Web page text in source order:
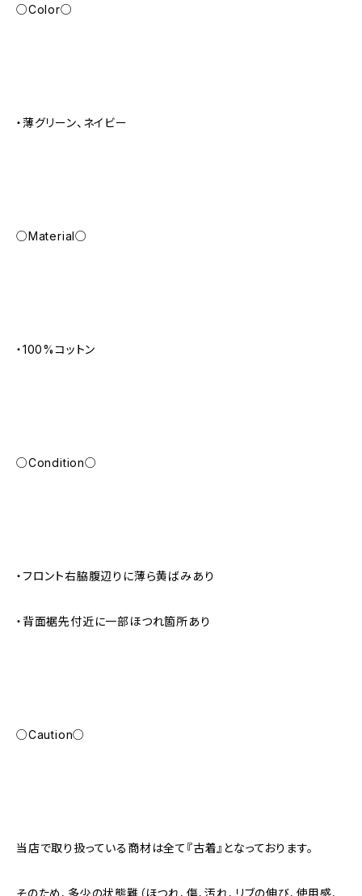
○Color○
・薄グリーン、ネイビー
○Material○
・100%コットン
○Condition○
・フロント右脇腹辺りに薄ら黄ばみあり
・背面裾先付近に一部ほつれ箇所あり
○Caution○
当店で取り扱っている商材は全て『古着』となっております。
そのため、多少の状態難（ほつれ、傷、汚れ、リブの伸び、使用感、